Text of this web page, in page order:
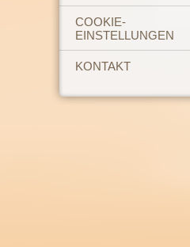
COOKIE-
EINSTELLUNGEN
KONTAKT